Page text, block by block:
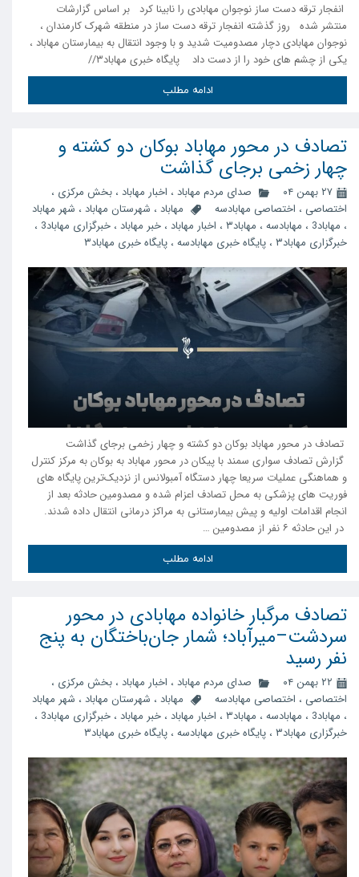
انفجار ترقه دست ساز نوجوان مهابادی را نابینا کرد بر اساس گزارشات
منتشر شده روز گذشته انفجار ترقه دست ساز در منطقه شهرک کارمندان ،
نوجوان مهابادی دچار مصدومیت شدید و با وجود انتقال به بیمارستان مهاباد ،
یکی از چشم های خود را از دست داد پایگاه خبری مهاباد۳//
ادامه مطلب
تصادف در محور مهاباد بوکان دو کشته و
چهار زخمی برجای گذاشت
۲۷ بهمن ۰۴ صدای مردم مهاباد ، اخبار مهاباد ، بخش مرکزی ،
اختصاصی ، اختصاصی مهابادسه مهاباد ، شهرستان مهاباد ، شهر مهاباد
، مهاباد3 ، مهابادسه ، مهاباد۳ ، اخبار مهاباد ، خبر مهاباد ، خبرگزاری مهاباد3 ،
خبرگزاری مهاباد۳
، پایگاه خبری مهابادسه ، پایگاه خبری مهاباد۳
تصادف در محور مهاباد بوکان دو کشته و چهار زخمی برجای گذاشت
گزارش تصادف سواری سمند با پیکان در محور مهاباد به بوکان به مرکز کنترل
و هماهنگی عملیات سریعا چهار دستگاه آمبولانس از نزدیک‌ترین پایگاه های
فوریت های پزشکی به محل تصادف اعزام شده و مصدومین حادثه بعد از
انجام اقدامات اولیه و پیش بیمارستانی به مراکز درمانی انتقال داده شدند.
در این حادثه ۶ نفر از مصدومین …
ادامه مطلب
تصادف مرگبار خانواده مهابادی در محور
سردشت–میرآباد؛ شمار جان‌باختگان به پنج
نفر رسید
۲۲ بهمن ۰۴ صدای مردم مهاباد ، اخبار مهاباد ، بخش مرکزی ،
اختصاصی ، اختصاصی مهابادسه مهاباد ، شهرستان مهاباد ، شهر مهاباد
، مهاباد3 ، مهابادسه ، مهاباد۳ ، اخبار مهاباد ، خبر مهاباد ، خبرگزاری مهاباد3 ،
خبرگزاری مهاباد۳
، پایگاه خبری مهابادسه ، پایگاه خبری مهاباد۳